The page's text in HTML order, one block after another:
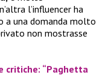
l’influencer ha
a una domanda molto
non mostrasse
critiche: “Paghetta